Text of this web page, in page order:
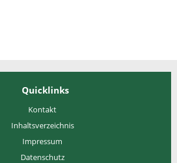
Quicklinks
Kontakt
Inhaltsverzeichnis
Impressum
Datenschutz